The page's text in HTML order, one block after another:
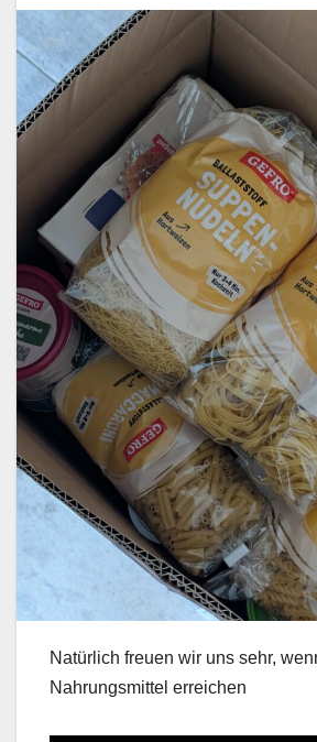
Natürlich freuen wir uns sehr,
Nahrungsmittel erreichen